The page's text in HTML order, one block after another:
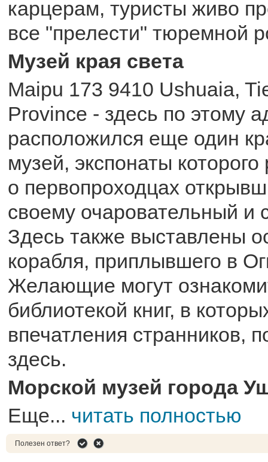
карцерам, туристы живо
все "прелести" тюремной
Музей края света
Maipu 173 9410 Ushuaia,
Province - здесь по этому
расположился еще один
музей, экспонаты
о первопроходцах
своему очаровательный и
Здесь также выставлены
корабля, приплывшего в
Желающие могут
библиотекой книг, в
впечатления странников,
здесь.
Морской музей города
Еще... читать полностью
Полезен ответ?